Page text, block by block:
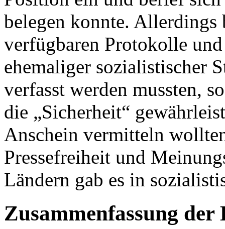
belegen konnte. Allerdings
verfügbaren Protokolle
ehemaliger sozialistischer
verfasst werden mussten,
die „Sicherheit“
Anschein vermitteln
Pressefreiheit und
Ländern gab es in
Zusammenfassung der